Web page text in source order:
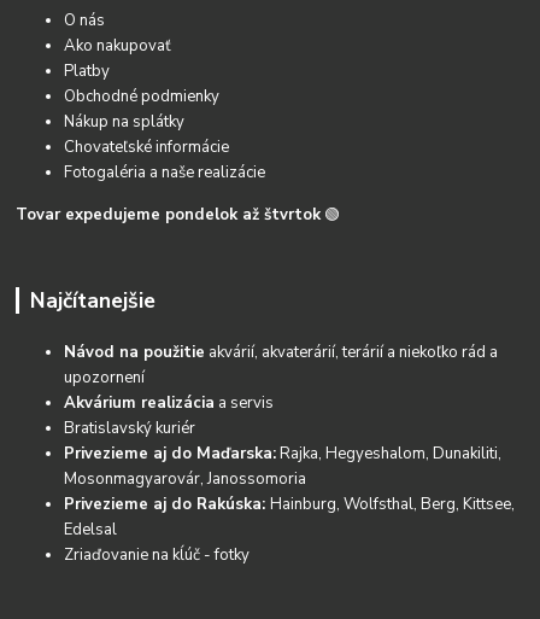
O nás
Ako nakupovať
Platby
Obchodné podmienky
Nákup na splátky
Chovateľské informácie
Fotogaléria a naše realizácie
Tovar expedujeme pondelok až štvrtok 🟢
Najčítanejšie
Návod na použitie akvárií, akvaterárií, terárií a niekoľko rád a
upozornení
Akvárium realizácia a servis
Bratislavský kuriér
Privezieme aj do Maďarska:Rajka, Hegyeshalom, Dunakiliti,
Mosonmagyarovár, Janossomoria
Privezieme aj do Rakúska:Hainburg, Wolfsthal, Berg, Kittsee,
Edelsal
Zriaďovanie na kĺúč - fotky